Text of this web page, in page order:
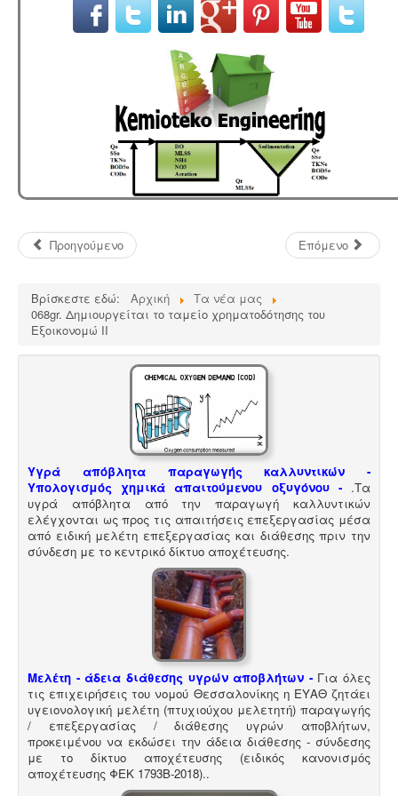
Προηγούμενο Επόμενο
Βρίσκεστε εδώ: Αρχική
Τα νέα μας
068gr. Δημιουργείται το ταμείο χρηματοδότησης του
Εξοικονομώ ΙΙ
Υγρά απόβλητα παραγωγής καλλυντικών -
Υπολογισμός χημικά απαιτούμενου οξυγόνου - .Τα
υγρά απόβλητα από την παραγωγή καλλυντικών
ελέγχονται ως προς τις απαιτήσεις επεξεργασίας μέσα
από ειδική μελέτη επεξεργασίας και διάθεσης πριν την
σύνδεση με το κεντρικό δίκτυο αποχέτευσης.
Μελέτη - άδεια διάθεσης υγρών αποβλήτων - Για όλες
τις επιχειρήσεις του νομού Θεσσαλονίκης η ΕΥΑΘ ζητάει
υγειονολογική μελέτη (πτυχιούχου μελετητή) παραγωγής
/ επεξεργασίας / διάθεσης υγρών αποβλήτων,
προκειμένου να εκδώσει την άδεια διάθεσης - σύνδεσης
με το δίκτυο αποχέτευσης (ειδικός κανονισμός
αποχέτευσης ΦΕΚ 1793Β-2018)..